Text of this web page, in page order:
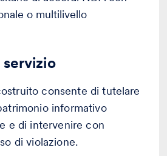
o multilivello
consente di tutelare
informativo
e di intervenire con
di violazione.